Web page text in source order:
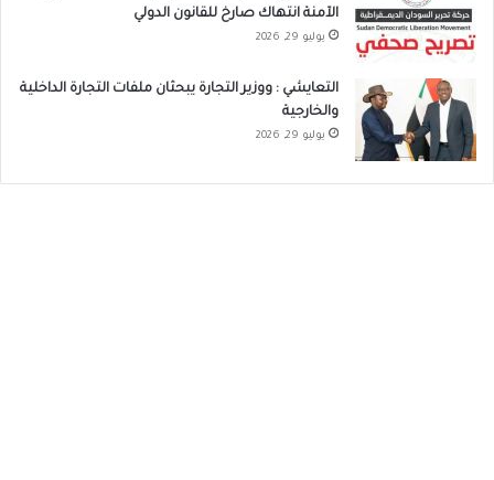
الآمنة انتهاك صارخ للقانون الدولي
يوليو 29, 2026
التعايشي : ووزير التجارة يبحثان ملفات التجارة الداخلية
والخارجية
يوليو 29, 2026